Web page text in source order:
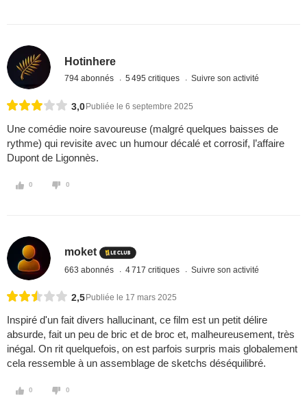
Hotinhere
794 abonnés 5 495 critiques Suivre son activité
3,0 Publiée le 6 septembre 2025
Une comédie noire savoureuse (malgré quelques baisses de
rythme) qui revisite avec un humour décalé et corrosif, l’affaire
Dupont de Ligonnès.
0 0
moket
663 abonnés 4 717 critiques Suivre son activité
2,5 Publiée le 17 mars 2025
Inspiré d'un fait divers hallucinant, ce film est un petit délire
absurde, fait un peu de bric et de broc et, malheureusement, très
inégal. On rit quelquefois, on est parfois surpris mais globalement
cela ressemble à un assemblage de sketchs déséquilibré.
0 0